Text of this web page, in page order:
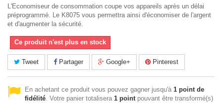
L'Economiseur de consommation coupe vos appareils après un délai
préprogrammé. Le K8075 vous permettra ainsi d'économiser de l'argent
et d'augmenter la sécurité.
Ce produit n'est plus en stock
Tweet Partager Google+ Pinterest
En achetant ce produit vous pouvez gagner jusqu'à 1 point de
fidélité. Votre panier totalisera 1 pointpouvant être transformé(s)